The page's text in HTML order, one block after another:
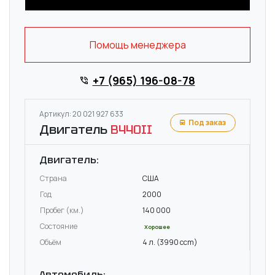
Помощь менеджера
+7 (965) 196-08-78
Артикул: 20 021 927 633
Двигатель B440II Под заказ
Двигатель:
Страна
США
Год
2000
Пробег (км.)
140 000
Состояние
Хорошее
Объём 4 л. (3990 ccm)